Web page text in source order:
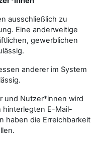
ausschließlich zu
Eine anderweitige
gewerblichen
anderer im System
und Nutzer*innen wird
hinterlegten E-Mail-
haben die Erreichbarkeit